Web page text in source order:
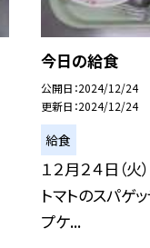
今日の給食
公開日 2024/12/24
更新日 2024/12/24
給食
１２月２４日（
トマトのスパゲ
プケ...